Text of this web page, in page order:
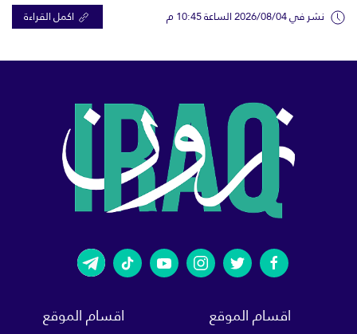
نشر في 2026/08/04 الساعة 10:45 م اكمل القراءة
اقسام الموقع اقسام الموقع